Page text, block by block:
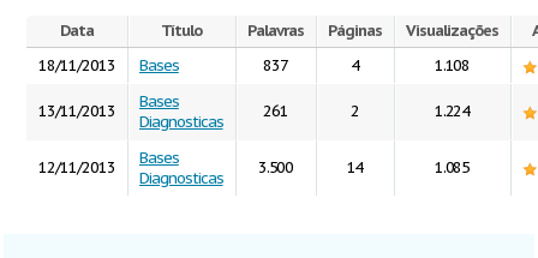
Data Título Palavras Páginas Visualizações
18/11/2013
Bases 837 4 1.108
13/11/2013
Bases
Diagnosticas
261 2 1.224
12/11/2013
Bases
Diagnosticas
3.500 14 1.085